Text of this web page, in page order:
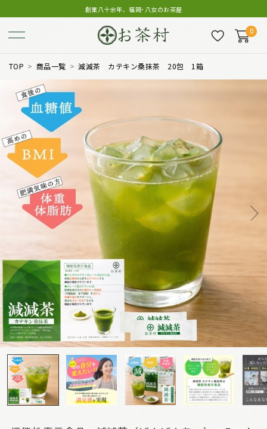
創業八十余年、福岡･八女のお茶屋
0
TOP 商品一覧 減減茶 カテキン桑抹茶 20包 1箱